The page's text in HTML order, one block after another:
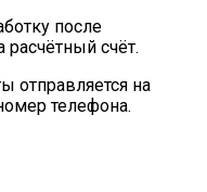
после
расчётный счёт.
отправляется на
телефона.